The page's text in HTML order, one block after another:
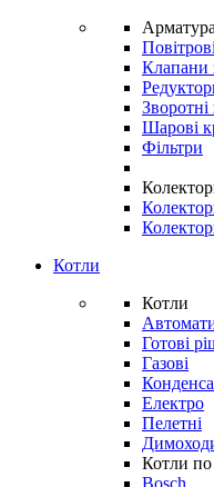
Арматура
Клапани
Шарові
Фільтри
Котли
Котли
Готові
Газові
Електро
Пелетні
Котли
Bosch